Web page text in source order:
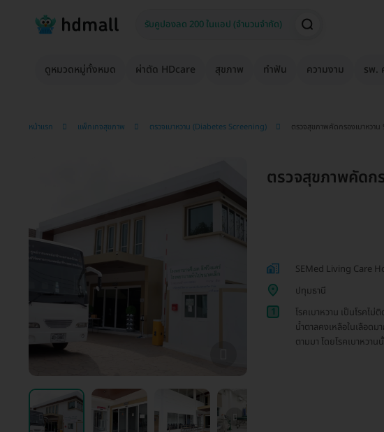
ดูหมวดหมู่ทั้งหมด ผ่าตัด HDcare สุขภาพ ทำฟัน ความงาม รพ.
หน้าแรก แพ็กเกจสุขภาพ ตรวจเบาหวาน (Diabetes Screening) ตรวจสุขภาพคัดกรองเบาหวาน
ตรวจสุขภาพคัดก
SEMed Living Care
ปทุมธานี
1
โรคเบาหวาน เป็นโรคไ
น้ำตาลคงเหลือในเลือดม
ตามมา โดยโรคเบาหวา